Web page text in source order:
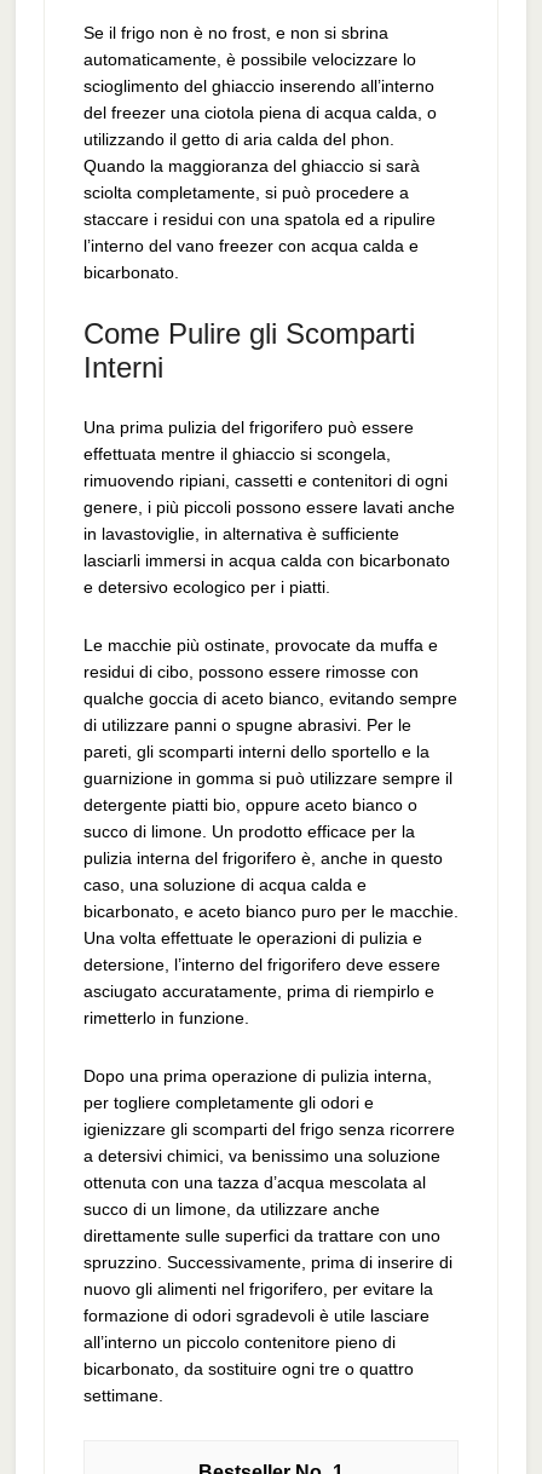
Se il frigo non è no frost, e non si sbrina
automaticamente, è possibile velocizzare lo
scioglimento del ghiaccio inserendo all’interno
del freezer una ciotola piena di acqua calda, o
utilizzando il getto di aria calda del phon.
Quando la maggioranza del ghiaccio si sarà
sciolta completamente, si può procedere a
staccare i residui con una spatola ed a ripulire
l’interno del vano freezer con acqua calda e
bicarbonato.
Come Pulire gli Scomparti
Interni
Una prima pulizia del frigorifero può essere
effettuata mentre il ghiaccio si scongela,
rimuovendo ripiani, cassetti e contenitori di ogni
genere, i più piccoli possono essere lavati anche
in lavastoviglie, in alternativa è sufficiente
lasciarli immersi in acqua calda con bicarbonato
e detersivo ecologico per i piatti.
Le macchie più ostinate, provocate da muffa e
residui di cibo, possono essere rimosse con
qualche goccia di aceto bianco, evitando sempre
di utilizzare panni o spugne abrasivi. Per le
pareti, gli scomparti interni dello sportello e la
guarnizione in gomma si può utilizzare sempre il
detergente piatti bio, oppure aceto bianco o
succo di limone. Un prodotto efficace per la
pulizia interna del frigorifero è, anche in questo
caso, una soluzione di acqua calda e
bicarbonato, e aceto bianco puro per le macchie.
Una volta effettuate le operazioni di pulizia e
detersione, l’interno del frigorifero deve essere
asciugato accuratamente, prima di riempirlo e
rimetterlo in funzione.
Dopo una prima operazione di pulizia interna,
per togliere completamente gli odori e
igienizzare gli scomparti del frigo senza ricorrere
a detersivi chimici, va benissimo una soluzione
ottenuta con una tazza d’acqua mescolata al
succo di un limone, da utilizzare anche
direttamente sulle superfici da trattare con uno
spruzzino. Successivamente, prima di inserire di
nuovo gli alimenti nel frigorifero, per evitare la
formazione di odori sgradevoli è utile lasciare
all’interno un piccolo contenitore pieno di
bicarbonato, da sostituire ogni tre o quattro
settimane.